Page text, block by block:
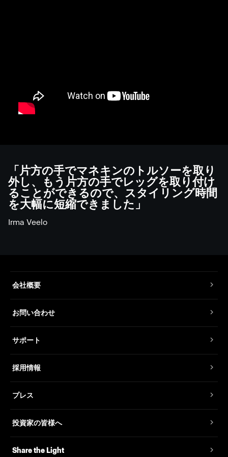
「片方の手でマネキンのトルソーを取り
外し、もう片方の手でレッグを取り付け
ることができるので、スタイリング時間
を大幅に短縮できました」
Irma Veelo
会社概要
お問い合わせ
サポート
採用情報
プレス
投資家の皆様へ
Share the Light